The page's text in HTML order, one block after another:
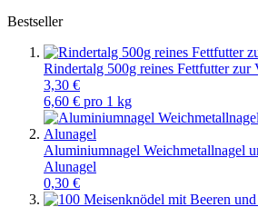
Bestseller
Rindertalg 500g reines Fettfutter zur
3,30 €
6,60 € pro 1 kg
Aluminiumnagel Weichmetallnagel
Alunagel
0,30 €